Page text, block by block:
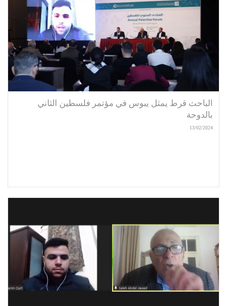
الباحث قرط يمثل يبوس في مؤتمر فلسطين الثاني
بالدوحة
13/02/2024